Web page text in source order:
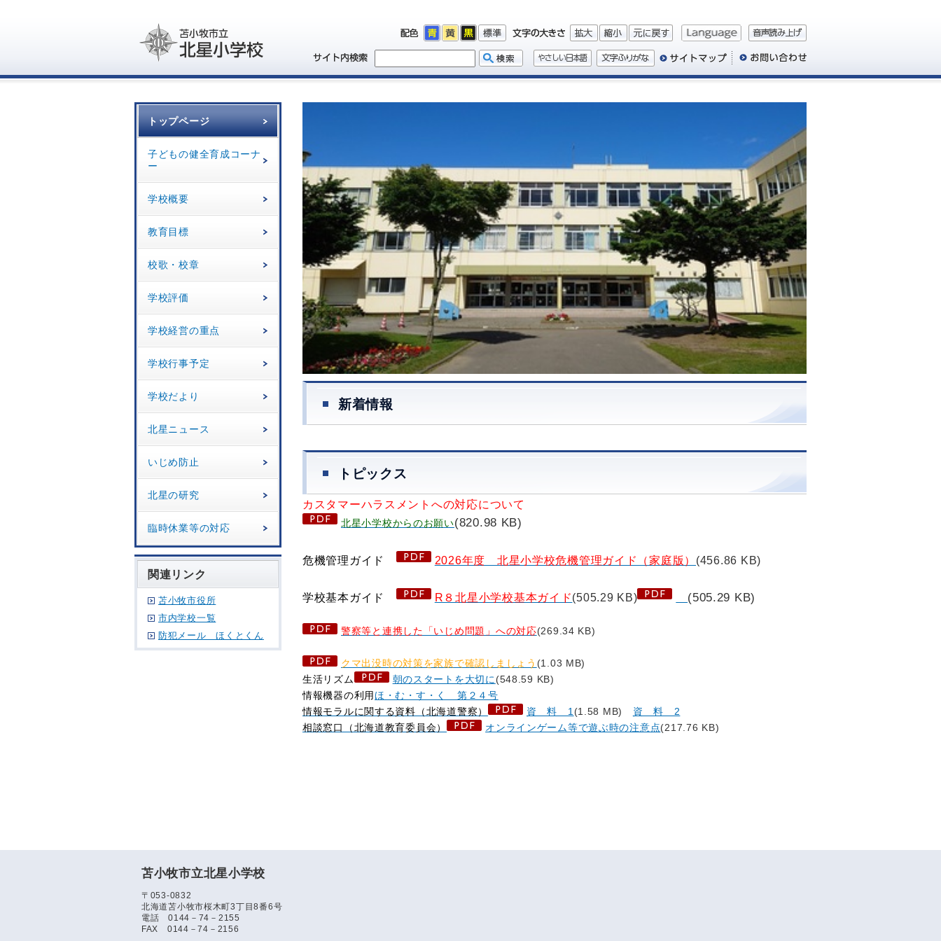
トップページ
子どもの健全育成コーナ
ー
学校概要
教育目標
校歌・校章
学校評価
学校経営の重点
学校行事予定
学校だより
北星ニュース
いじめ防止
北星の研究
臨時休業等の対応
関連リンク
苫小牧市役所
市内学校一覧
防犯メール ほくとくん
新着情報
トピックス
カスタマーハラスメントへの対応について
北星小学校からのお願い(820.98 KB)
危機管理ガイド 2026年度 北星小学校危機管理ガイド（家庭版） (456.86 KB)
学校基本ガイド R８北星小学校基本ガイド(505.29 KB) (505.29 KB)
警察等と連携した「いじめ問題」への対応(269.34 KB)
クマ出没時の対策を家族で確認しましょう (1.03 MB)
生活リズム
朝のスタートを大切に(548.59 KB)
情報機器の利用ほ・む・す・く 第２４号
情報モラルに関する資料（北海道警察）
資 料 1(1.58 MB) 資 料 2
相談窓口（北海道教育委員会）
オンラインゲーム等で遊ぶ時の注意点(217.76 KB)
苫小牧市立北星小学校
〒053-0832
北海道苫小牧市桜木町3丁目8番6号
電話 0144－74－2155
FAX 0144－74－2156